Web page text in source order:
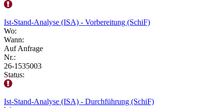
Ist-Stand-Analyse (ISA) - Vorbereitung (SchiF)
Wo:
Wann:
Auf Anfrage
Nr.:
26-1535003
Status:
Ist-Stand-Analyse (ISA) - Durchführung (SchiF)